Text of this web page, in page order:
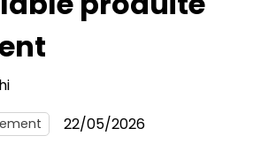
22/05/2026